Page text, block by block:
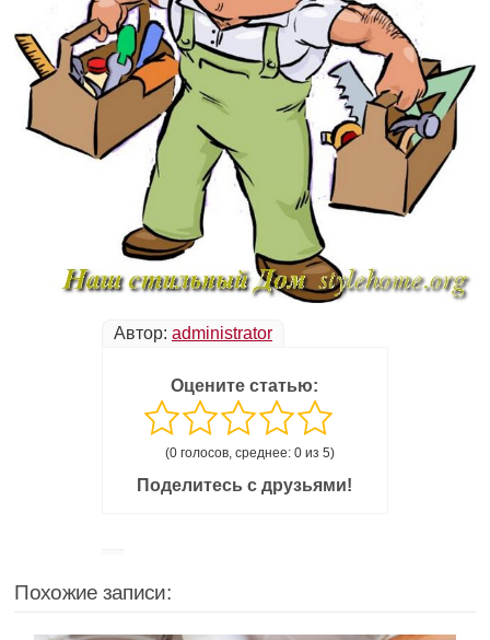
Автор: administrator
Оцените статью:
(0 голосов, среднее: 0 из 5)
Поделитесь с друзьями!
Похожие записи: